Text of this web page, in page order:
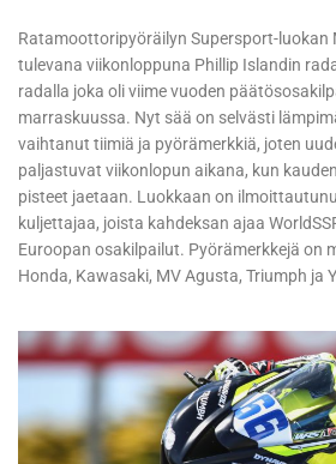
Ratamoottoripyöräilyn Supersport-luokan
tulevana viikonloppuna Phillip Islandin
radalla joka oli viime vuoden
marraskuussa. Nyt sää on selvästi
vaihtanut tiimiä ja pyörämerkkiä, joten
paljastuvat viikonlopun aikana, kun
pisteet jaetaan. Luokkaan on
kuljettajaa, joista kahdeksan ajaa
Euroopan osakilpailut. Pyörämerkkejä on
Honda, Kawasaki, MV Agusta, Triumph ja